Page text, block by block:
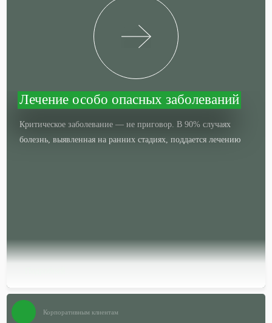
Лечение особо опасных заболеваний
Критическое заболевание — не приговор. В 90% случаях
болезнь, выявленная на ранних стадиях, поддается лечению
Корпоративным клиентам